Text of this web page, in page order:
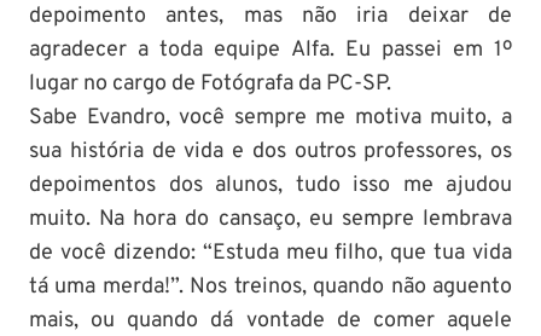
depoimento antes, mas não iria deixar de
agradecer a toda equipe Alfa. Eu passei em 1º
lugar no cargo de Fotógrafa da PC-SP.
Sabe Evandro, você sempre me motiva muito, a
sua história de vida e dos outros professores, os
depoimentos dos alunos, tudo isso me ajudou
muito. Na hora do cansaço, eu sempre lembrava
de você dizendo: “Estuda meu filho, que tua vida
tá uma merda!”. Nos treinos, quando não aguento
mais, ou quando dá vontade de comer aquele